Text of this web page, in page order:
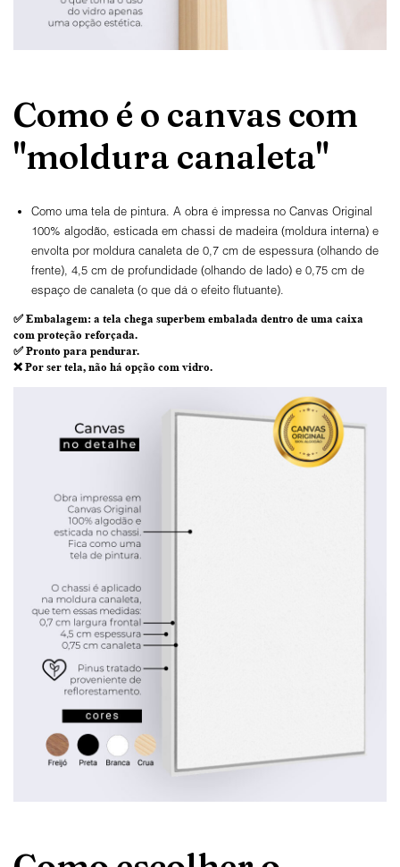
Como é o canvas com
"moldura canaleta"
Como uma tela de pintura. A obra é impressa no Canvas Original
100% algodão, esticada em chassi de madeira (moldura interna) e
envolta por moldura canaleta de 0,7 cm de espessura (olhando de
frente), 4,5 cm de profundidade (olhando de lado) e 0,75 cm de
espaço de canaleta (o que dá o efeito flutuante).
✅ Embalagem: a tela chega superbem embalada dentro de uma caixa
com proteção reforçada.
✅ Pronto para pendurar.
❌ Por ser tela, não há opção com vidro.